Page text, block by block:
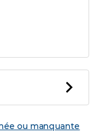
ou manquante